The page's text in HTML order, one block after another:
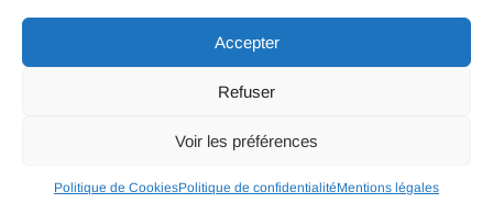
Accepter
Refuser
Voir les préférences
Politique de CookiesPolitique de confidentialitéMentions légales
© Les Filles de Beauregard – Tous droits réservés |
Politique de confidentialité|Mentions légales|CGV
Boutique Mon Compte Recherche Mes Favoris